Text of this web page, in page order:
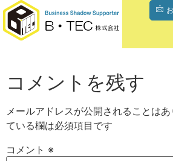
コメントを残す
メールアドレスが公開されることはあ
ている欄は必須項目です
コメント ※